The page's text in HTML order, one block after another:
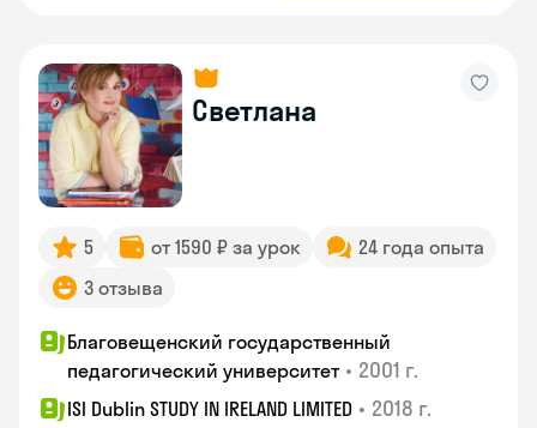
Светлана
5 от 1590 ₽ за урок
24 года опыта
3 отзыва
Благовещенский государственный
педагогический университет • 2001 г.
ISI Dublin STUDY IN IRELAND LIMITED • 2018 г.